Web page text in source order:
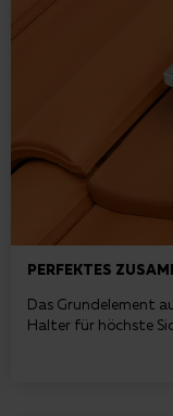
PERFEKTES
Das Grundelement
Halter für höchste